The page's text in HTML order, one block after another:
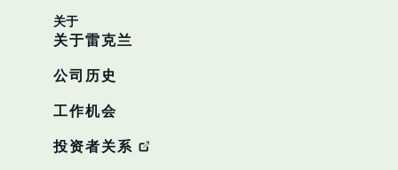
关于
关于雷克兰
公司历史
工作机会
投资者关系